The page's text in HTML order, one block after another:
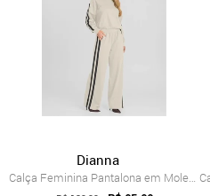
Dianna
Calça Feminina Pantalona em Molecotton D...